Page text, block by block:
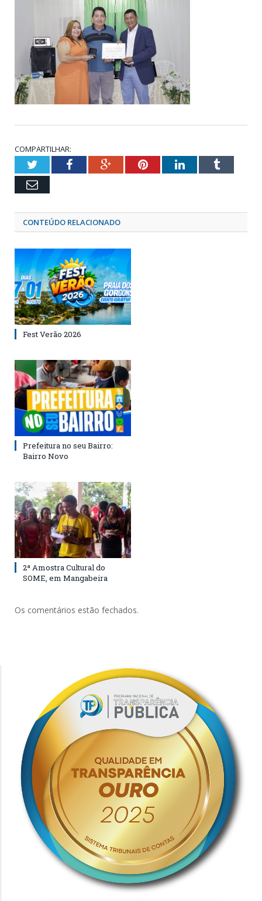
COMPARTILHAR:
TwitterFacebookGoogle+PinterestLinkedInTumblr
Email
CONTEÚDO RELACIONADO
Fest Verão 2026
Prefeitura no seu Bairro:
Bairro Novo
2ª Amostra Cultural do
SOME, em Mangabeira
Os comentários estão fechados.